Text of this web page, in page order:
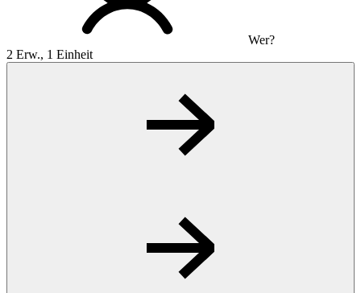
Wer?
2 Erw., 1 Einheit